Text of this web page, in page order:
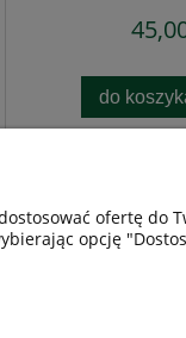
do
ofertę do
opcję